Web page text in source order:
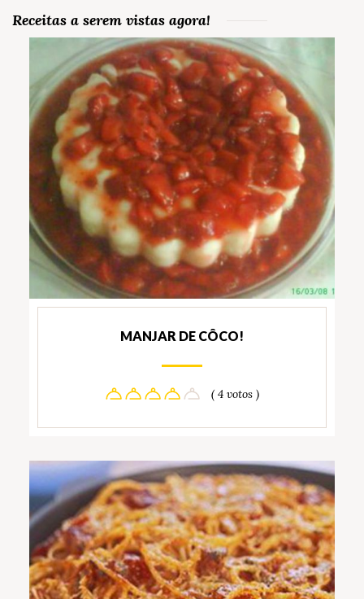
Receitas a serem vistas agora!
MANJAR DE CÔCO!
( 4 votos )